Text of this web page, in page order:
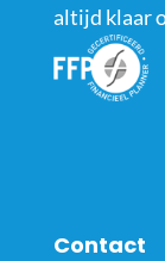
altijd klaar
Contact